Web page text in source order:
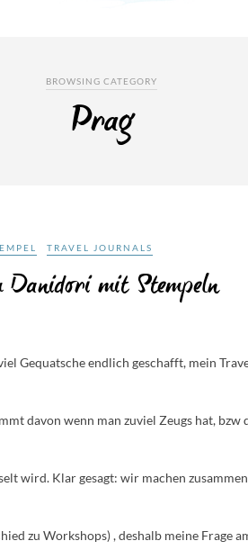
BROWSING CATEGORY
Prag
TRAVEL JOURNALS
mit Stempeln
Gequatsche endlich geschafft, mein
davon wenn man zuviel Zeugs hat, bzw
wird. Klar gesagt: wir machen zusammen
zu Workshops) , deshalb meine Frage